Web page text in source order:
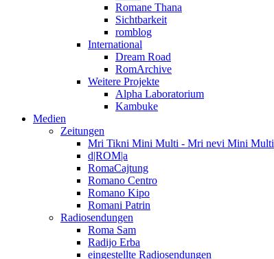
Romane Thana
Sichtbarkeit
romblog
International
Dream Road
RomArchive
Weitere Projekte
Alpha Laboratorium
Kambuke
Medien
Zeitungen
Mri Tikni Mini Multi - Mri nevi Mini Multi
d|ROM|a
RomaCajtung
Romano Centro
Romano Kipo
Romani Patrin
Radiosendungen
Roma Sam
Radijo Erba
eingestellte Radiosendungen